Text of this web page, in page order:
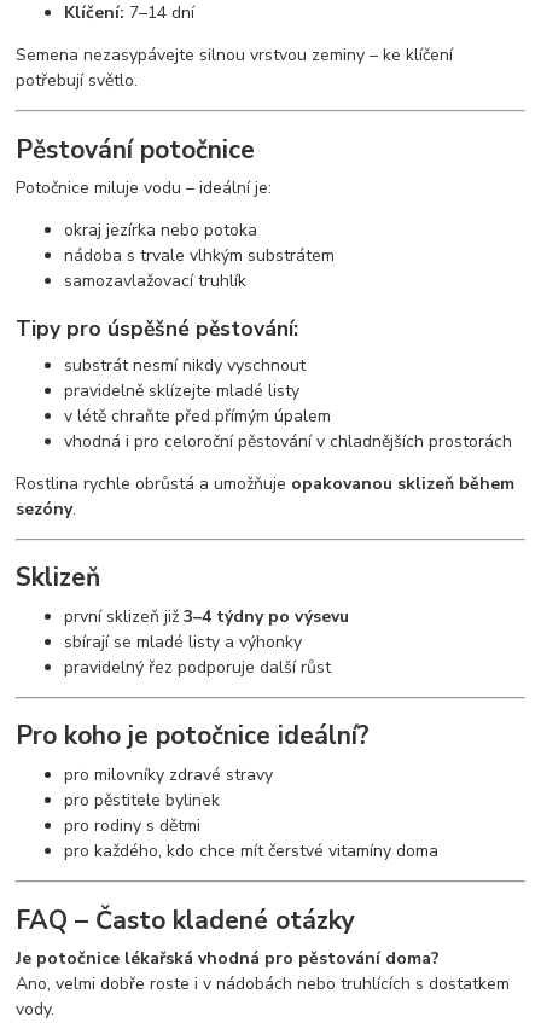
Klíčení: 7–14 dní
Semena nezasypávejte silnou vrstvou zeminy – ke klíčení
potřebují světlo.
Pěstování potočnice
Potočnice miluje vodu – ideální je:
okraj jezírka nebo potoka
nádoba s trvale vlhkým substrátem
samozavlažovací truhlík
Tipy pro úspěšné pěstování:
substrát nesmí nikdy vyschnout
pravidelně sklízejte mladé listy
v létě chraňte před přímým úpalem
vhodná i pro celoroční pěstování v chladnějších prostorách
Rostlina rychle obrůstá a umožňuje opakovanou sklizeň během
sezóny.
Sklizeň
první sklizeň již3–4 týdny po výsevu
sbírají se mladé listy a výhonky
pravidelný řez podporuje další růst
Pro koho je potočnice ideální?
pro milovníky zdravé stravy
pro pěstitele bylinek
pro rodiny s dětmi
pro každého, kdo chce mít čerstvé vitamíny doma
FAQ – Často kladené otázky
Je potočnice lékařská vhodná pro pěstování doma?
Ano, velmi dobře roste i v nádobách nebo truhlících s dostatkem
vody.